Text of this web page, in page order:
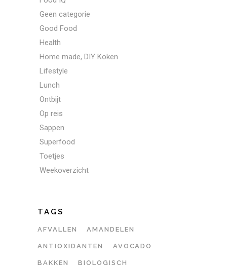
Geen categorie
Good Food
Health
Home made, DIY Koken
Lifestyle
Lunch
Ontbijt
Op reis
Sappen
Superfood
Toetjes
Weekoverzicht
TAGS
AFVALLEN AMANDELEN
ANTIOXIDANTEN AVOCADO
BAKKEN BIOLOGISCH